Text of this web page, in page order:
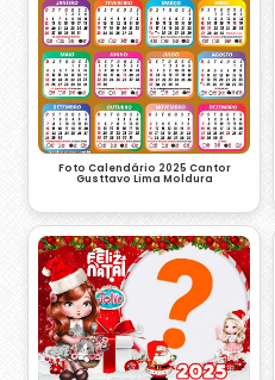
Foto Calendário 2025 Cantor
Gusttavo Lima Moldura